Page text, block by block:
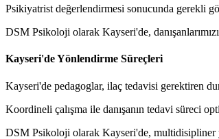
Psikiyatrist değerlendirmesi sonucunda gerekli
DSM Psikoloji olarak Kayseri'de,
Kayseri'de Yönlendirme Süreçleri
Kayseri'de pedagoglar, ilaç tedavisi gerektiren
Koordineli çalışma ile danışanın tedavi süreci
DSM Psikoloji olarak Kayseri'de, multidisipliner